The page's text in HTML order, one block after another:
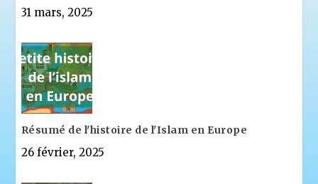
31 mars, 2025
Résumé de l'histoire de l'Islam en Europe
26 février, 2025